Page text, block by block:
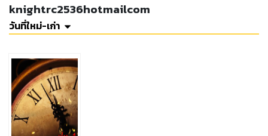
knightrc2536hotmailcom
วันที่ใหม่-เก่า